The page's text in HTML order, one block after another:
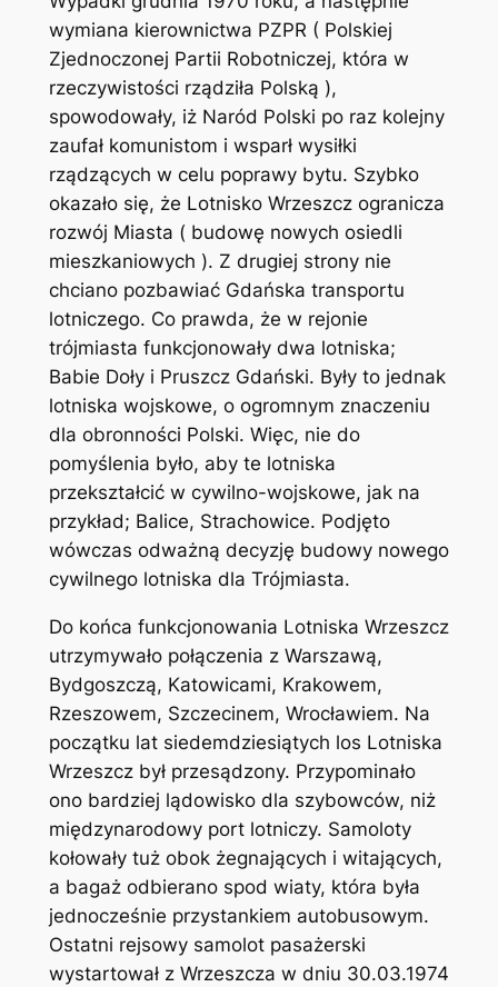
wymiana kierownictwa PZPR ( Polskiej
Zjednoczonej Partii Robotniczej, która w
rzeczywistości rządziła Polską ),
spowodowały, iż Naród Polski po raz kolejny
zaufał komunistom i wsparł wysiłki
rządzących w celu poprawy bytu. Szybko
okazało się, że Lotnisko Wrzeszcz ogranicza
rozwój Miasta ( budowę nowych osiedli
mieszkaniowych ). Z drugiej strony nie
chciano pozbawiać Gdańska transportu
lotniczego. Co prawda, że w rejonie
trójmiasta funkcjonowały dwa lotniska;
Babie Doły i Pruszcz Gdański. Były to jednak
lotniska wojskowe, o ogromnym znaczeniu
dla obronności Polski. Więc, nie do
pomyślenia było, aby te lotniska
przekształcić w cywilno-wojskowe, jak na
przykład; Balice, Strachowice. Podjęto
wówczas odważną decyzję budowy nowego
cywilnego lotniska dla Trójmiasta.
Do końca funkcjonowania Lotniska Wrzeszcz
utrzymywało połączenia z Warszawą,
Bydgoszczą, Katowicami, Krakowem,
Rzeszowem, Szczecinem, Wrocławiem. Na
początku lat siedemdziesiątych los Lotniska
Wrzeszcz był przesądzony. Przypominało
ono bardziej lądowisko dla szybowców, niż
międzynarodowy port lotniczy. Samoloty
kołowały tuż obok żegnających i witających,
a bagaż odbierano spod wiaty, która była
jednocześnie przystankiem autobusowym.
Ostatni rejsowy samolot pasażerski
wystartował z Wrzeszcza w dniu 30.03.1974